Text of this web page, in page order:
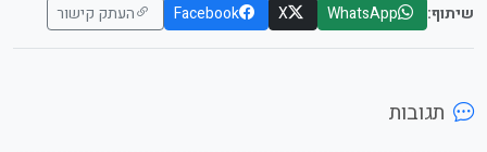
שיתוף: WhatsApp
X
Facebook העתק קישור
תגובות